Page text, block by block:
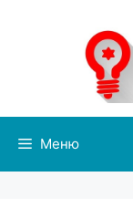
содержимому
Меню